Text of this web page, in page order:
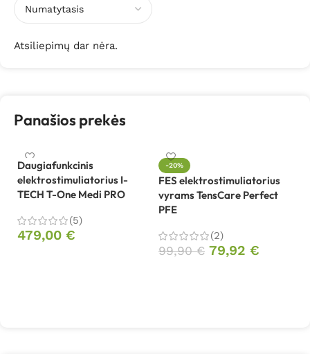
Atsiliepimų dar nėra.
Panašios prekės
Daugiafunkcinis
elektrostimuliatorius I-
TECH T-One Medi PRO
(5)
479,00 €
-20%
FES elektrostimuliatorius
vyrams TensCare Perfect
PFE
(2)
99,90€ 79,92 €